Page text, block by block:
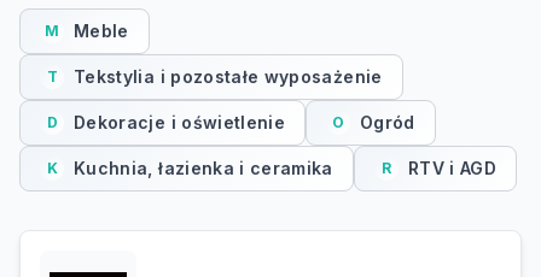
M Meble
T Tekstylia i pozostałe wyposażenie
D Dekoracje i oświetlenie O Ogród
K Kuchnia, łazienka i ceramika R RTV i AGD